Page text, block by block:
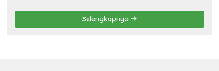
Selengkapnya